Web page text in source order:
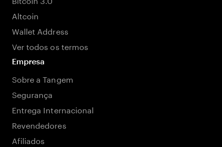
Altcoin
Wallet Address
Ver todos os termos
Empresa
Sobre a Tangem
Segurança
Entrega Internacional
Revendedores
Afiliados